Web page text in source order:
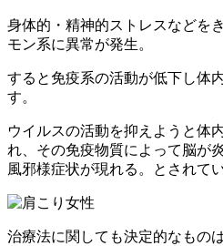
身体的・精神的ストレスなどを
モン系に異常が発生。
すると免疫系の活動が低下し体
す。
ウイルスの活動を抑えようと体
れ、その免疫物質によって脳が
風邪様症状が現れる。とされてい
治療法に関しても決定的なもの